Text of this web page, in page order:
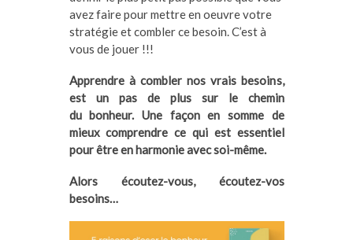
avez faire pour mettre en oeuvre votre
stratégie et combler ce besoin. C’est à
vous de jouer !!!
Apprendre à combler nos vrais besoins,
est un pas de plus sur le chemin
du bonheur. Une façon en somme de
mieux comprendre ce qui est essentiel
pour être en harmonie avec soi-même.
Alors écoutez-vous, écoutez-vos
besoins…